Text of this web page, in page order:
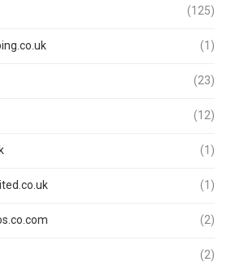
(125)
(1)
(23)
(12)
(1)
(1)
(2)
(2)